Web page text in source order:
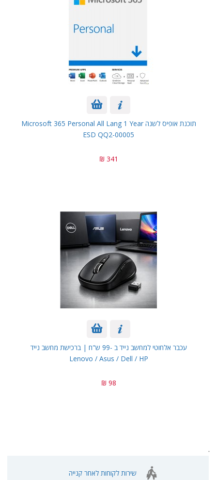
תוכנת אופיס לשנה Microsoft 365 Personal All Lang 1 Year
ESD QQ2-00005
341 ₪
עכבר אלחוטי למחשב נייד ב -99 ש"ח | ברכישת מחשב נייד
Lenovo / Asus / Dell / HP
98 ₪
.
שירות לקוחות לאחר קנייה